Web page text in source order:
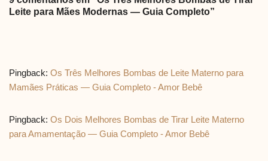
Leite para Mães Modernas — Guia Completo”
Pingback: Os Três Melhores Bombas de Leite Materno para
Mamães Práticas — Guia Completo - Amor Bebê
Pingback: Os Dois Melhores Bombas de Tirar Leite Materno
para Amamentação — Guia Completo - Amor Bebê